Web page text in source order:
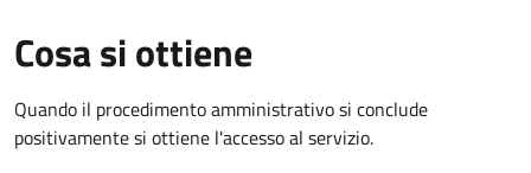
Cosa si ottiene
Quando il procedimento amministrativo si conclude
positivamente si ottiene l'accesso al servizio.